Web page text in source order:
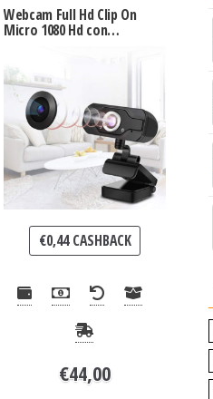
Webcam Full Hd Clip On
Micro 1080 Hd con
€0,44CASHBACK
€44,00